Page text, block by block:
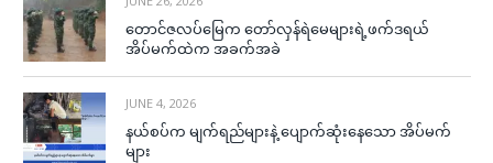
တောင်ဇလပ်မြေက တော်လှန်ရဲမေများရဲ့ဖက်ဒရယ်
အိပ်မက်ထဲက အခက်အခဲ
JUNE 4, 2026
နယ်စပ်က မျက်ရည်များနဲ့ ပျောက်ဆုံးနေသော အိပ်မက်
များ